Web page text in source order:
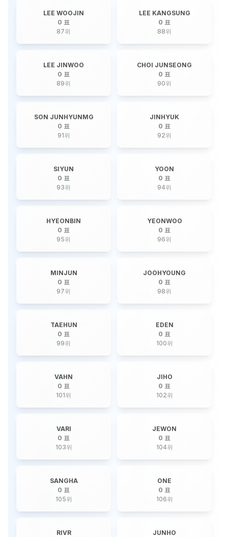
LEE WOOJIN
0 표
87위
LEE KANGSUNG
0 표
88위
LEE JINWOO
0 표
89위
CHOI JUNSEONG
0 표
90위
SON JUNHYUNMG
0 표
91위
JINHYUK
0 표
92위
SIYUN
0 표
93위
YOON
0 표
94위
HYEONBIN
0 표
95위
YEONWOO
0 표
96위
MINJUN
0 표
97위
JOOHYOUNG
0 표
98위
TAEHUN
0 표
99위
EDEN
0 표
100위
VAHN
0 표
101위
JIHO
0 표
102위
VARI
0 표
103위
JEWON
0 표
104위
SANGHA
0 표
105위
ONE
0 표
106위
RIVR
JUNHO